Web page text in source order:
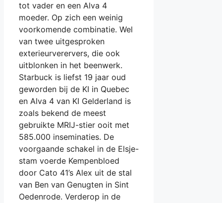
tot vader en een Alva 4
moeder. Op zich een weinig
voorkomende combinatie. Wel
van twee uitgesproken
exterieurverervers, die ook
uitblonken in het beenwerk.
Starbuck is liefst 19 jaar oud
geworden bij de KI in Quebec
en Alva 4 van KI Gelderland is
zoals bekend de meest
gebruikte MRIJ-stier ooit met
585.000 inseminaties. De
voorgaande schakel in de Elsje-
stam voerde Kempenbloed
door Cato 41’s Alex uit de stal
van Ben van Genugten in Sint
Oedenrode. Verderop in de